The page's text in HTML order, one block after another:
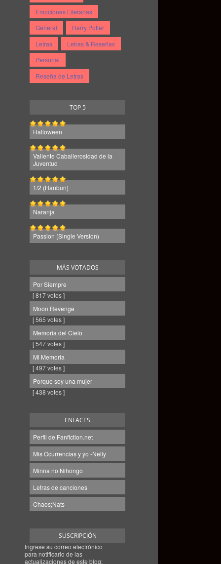
Emociones Literarias
General
Harry Potter
Letras
Letras & Reseñas
Personal
Reseña de Letras
TOP 5
Halloween
Valiente Caballerosidad de la
Juventud
1/2 (Hanbun)
Naranja
Passion (Single Version)
MÁS VOTADOS
Por Siempre
[ 817 votes ]
Moon Revenge
[ 565 votes ]
Memoria del Cielo
[ 547 votes ]
Mi Memoria
[ 497 votes ]
Porque soy una mujer
[ 438 votes ]
ENLACES
Perfil de Fanfiction.net
Mis Ocurrencias y yo -Nelly
Minna no Nihongo
Letras de canciones
Chaos;Nats
SUSCRIPCIÓN
Ingrese su correo electrónico
para notificarlo de las
actualizaciones de este blog: